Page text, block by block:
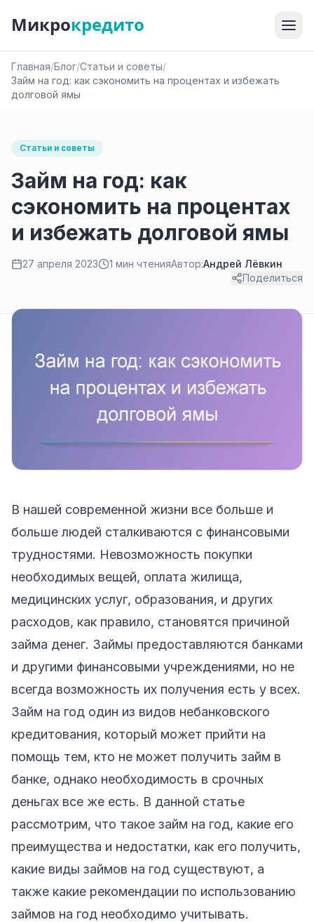
Микрокредито
Главная/Блог/Статьи и советы/
Займ на год: как сэкономить на процентах и избежать
долговой ямы
Статьи и советы
Займ на год: как
сэкономить на процентах
и избежать долговой ямы
27 апреля 2023 1 мин чтенияАвтор:Андрей Лёвкин
Поделиться
В нашей современной жизни все больше и
больше людей сталкиваются с финансовыми
трудностями. Невозможность покупки
необходимых вещей, оплата жилища,
медицинских услуг, образования, и других
расходов, как правило, становятся причиной
займа денег. Займы предоставляются банками
и другими финансовыми учреждениями, но не
всегда возможность их получения есть у всех.
Займ на год один из видов небанковского
кредитования, который может прийти на
помощь тем, кто не может получить займ в
банке, однако необходимость в срочных
деньгах все же есть. В данной статье
рассмотрим, что такое займ на год, какие его
преимущества и недостатки, как его получить,
какие виды займов на год существуют, а
также какие рекомендации по использованию
займов на год необходимо учитывать.